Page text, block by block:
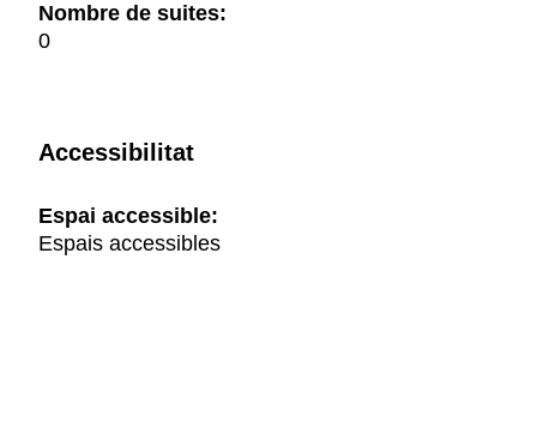
Nombre de suites:
0
Accessibilitat
Espai accessible:
Espais accessibles